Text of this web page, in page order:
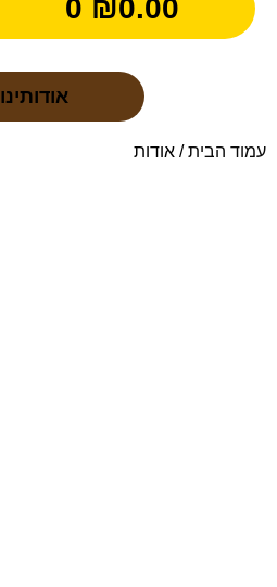
₪0.00
0
אודותינו
עמוד הבית/ אודות